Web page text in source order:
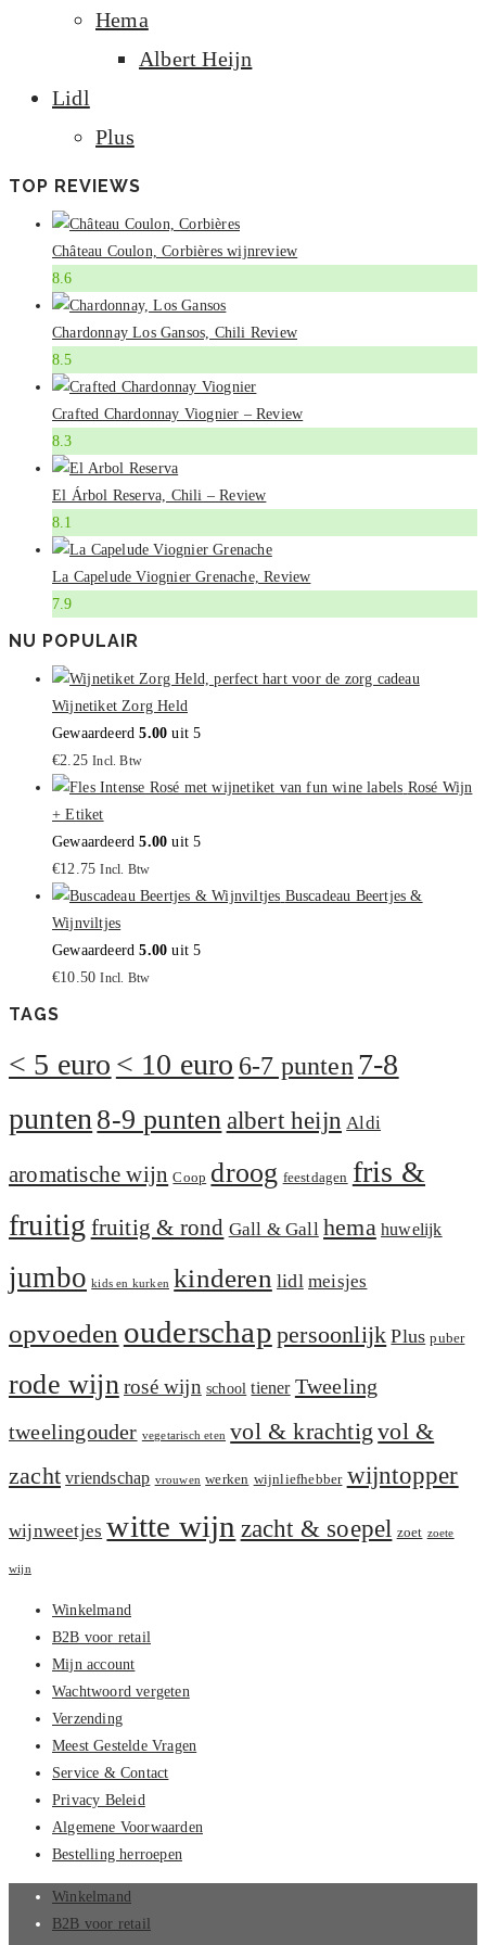
Hema
Albert Heijn
Lidl
Plus
TOP REVIEWS
Château Coulon, Corbières wijnreview
8.6
Chardonnay Los Gansos, Chili Review
8.5
Crafted Chardonnay Viognier – Review
8.3
El Árbol Reserva, Chili – Review
8.1
La Capelude Viognier Grenache, Review
7.9
NU POPULAIR
Wijnetiket Zorg Held
Gewaardeerd5.00 uit 5
€2.25 Incl. Btw
Rosé Wijn
+ Etiket
Gewaardeerd5.00 uit 5
€12.75 Incl. Btw
Buscadeau Beertjes &
Wijnviltjes
Gewaardeerd5.00 uit 5
€10.50 Incl. Btw
TAGS
< 5 euro < 10 euro 6-7 punten7-8
punten8-9 puntenalbert heijn Aldi
aromatische wijn Coop droog feestdagen fris &
fruitig fruitig & rond Gall & Gall hema huwelijk
jumbo kids en kurken kinderen lidl meisjes
opvoeden ouderschap persoonlijk Plus puber
rode wijn rosé wijn school tiener Tweeling
tweelingouder vegetarisch eten vol & krachtig vol &
zacht vriendschap vrouwen werken wijnliefhebber wijntopper
wijnweetjes witte wijn zacht & soepel zoet zoete
wijn
Winkelmand
B2B voor retail
Mijn account
Wachtwoord vergeten
Verzending
Meest Gestelde Vragen
Service & Contact
Privacy Beleid
Algemene Voorwaarden
Bestelling herroepen
Winkelmand
B2B voor retail